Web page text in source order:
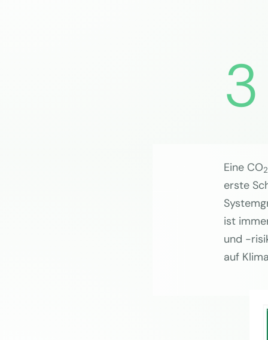
3
Eine CO2
erste
ist
und -
auf